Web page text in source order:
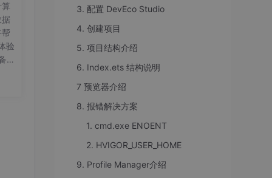
验
工
3. 配置 DevEco Studio
4. 创建项目
5. 项目结构介绍
6. Index.ets 结构说明
7 预览器介绍
8. 报错解决方案
1. cmd.exe ENOENT
2. HVIGOR_USER_HOME
9. Profile Manager介绍